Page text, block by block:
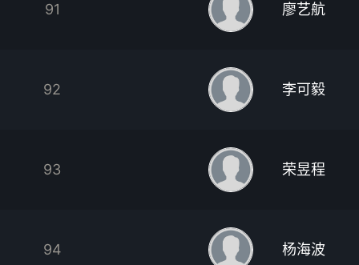
91 廖艺航
92 李可毅
93 荣昱程
94 杨海波